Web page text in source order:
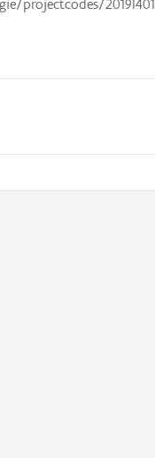
projectcodes/2019I401